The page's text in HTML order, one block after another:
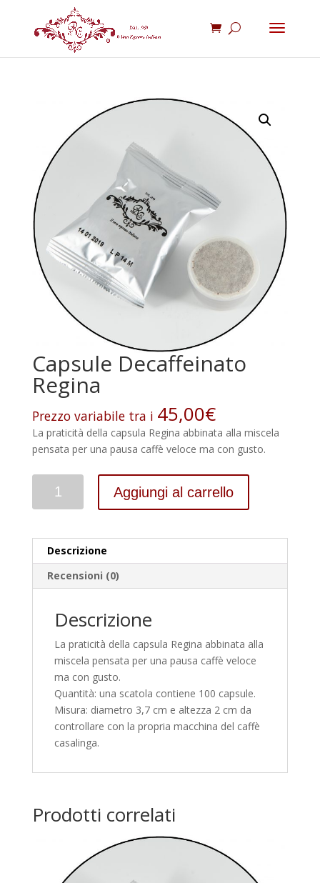
Capsule Decaffeinato
Regina
45,00€
La praticità della capsula Regina abbinata alla miscela
pensata per una pausa caffè veloce ma con gusto.
Decaffeinato
Aggiungi al carrello
Descrizione
Recensioni (0)
Descrizione
La praticità della capsula Regina abbinata alla
miscela pensata per una pausa caffè veloce
ma con gusto.
Quantità: una scatola contiene 100 capsule.
Misura: diametro 3,7 cm e altezza 2 cm da
controllare con la propria macchina del caffè
casalinga.
Prodotti correlati